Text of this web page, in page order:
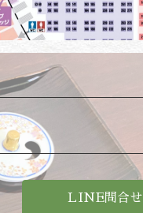
ＬINE問合せ